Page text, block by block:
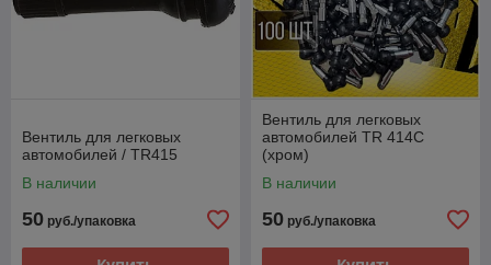
Вентиль для легковых
автомобилей / TR415
В наличии
50 руб./упаковка
Вентиль для легковых
автомобилей TR 414С
(хром)
В наличии
50 руб./упаковка